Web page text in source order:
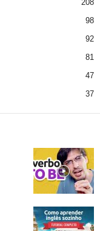
208
98
92
81
47
37